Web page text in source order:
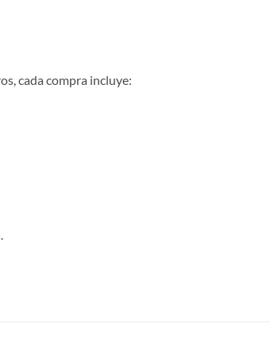
cada compra incluye: